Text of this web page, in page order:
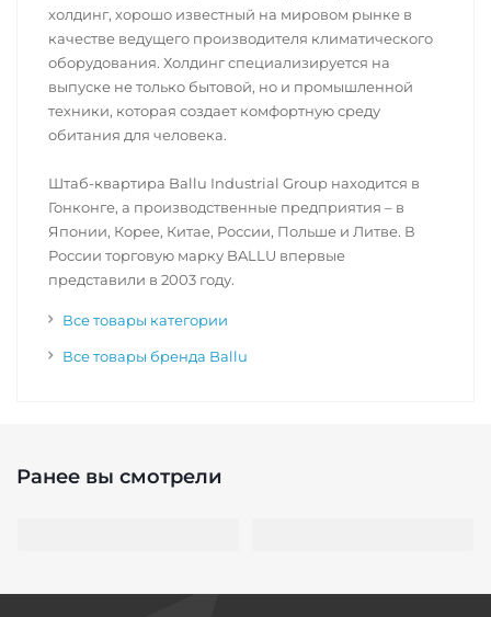
холдинг, хорошо известный на мировом рынке в
качестве ведущего производителя климатического
оборудования. Холдинг специализируется на
выпуске не только бытовой, но и промышленной
техники, которая создает комфортную среду
обитания для человека.
Штаб-квартира Ballu Industrial Group находится в
Гонконге, а производственные предприятия – в
Японии, Корее, Китае, России, Польше и Литве. В
России торговую марку BALLU впервые
представили в 2003 году.
Все товары категории
Все товары бренда Ballu
Ранее вы смотрели